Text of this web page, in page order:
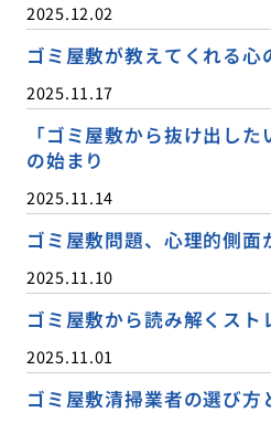
2025.12.02
ゴミ屋敷が教えてくれる心
2025.11.17
「ゴミ屋敷から抜け出し
の始まり
2025.11.14
ゴミ屋敷問題、心理的側面
2025.11.10
ゴミ屋敷から読み解くスト
2025.11.01
ゴミ屋敷清掃業者の選び方